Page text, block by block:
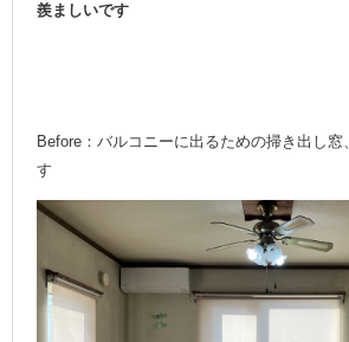
羨ましいです
Before：バルコニーに出るための掃き出し窓
す